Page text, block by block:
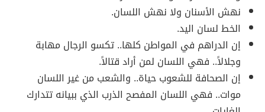
نهش الأسنان ولا نهش اللسان.
الخط لسان اليد.
إن الدراهم في المواطن كلها.. تكسو الرجال مهابة
وجلالاً.. فهي اللسان لمن أراد قتالاً.
إن الصحافة للشعوب حياة.. والشعب من غير اللسان
موات.. فهي اللسان المفصح الذرب الذي ببيانه تتدارك